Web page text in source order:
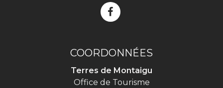
Lien
compte
Facebook
COORDONNÉES
Terres de Montaigu
Office de Tourisme